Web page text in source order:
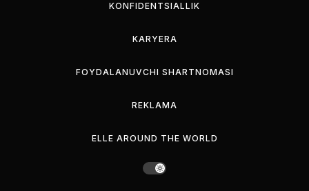
KONFIDENTSIALLIK
KARYERA
FOYDALANUVCHI SHARTNOMASI
REKLAMA
ELLE AROUND THE WORLD